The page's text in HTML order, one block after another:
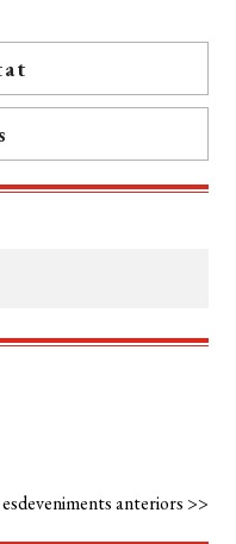
anteriors >>